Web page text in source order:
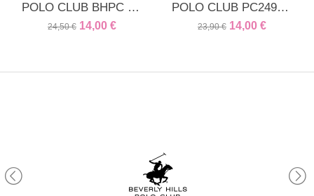
POLO CLUB BHPC παιδική παντόφλα ρόαγιαλ
24,50 € 14,00 €
POLO CLUB PC2491MR Παντόφλα Κόκκινη
23,90 € 14,00 €